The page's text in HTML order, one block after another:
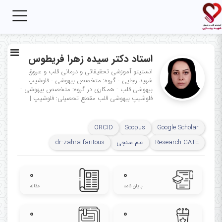
استاد دکتر سیده زهرا فریطوس
انستیتو آموزشی تحقیقاتی و درمانی قلب و عروق
شهید رجایی - گروه: متخصص بیهوشی - فلوشیپ
بیهوشی قلب - همکاری در گروه: متخصص بیهوشی -
فلوشیپ بیهوشی قلب مقطع تحصیلی: فلوشیپ |
Google Scholar
Scopus
ORCID
Research GATE
علم سنجی dr-zahra faritous
۰
پایان نامه
۰
مقاله
۰ ۰